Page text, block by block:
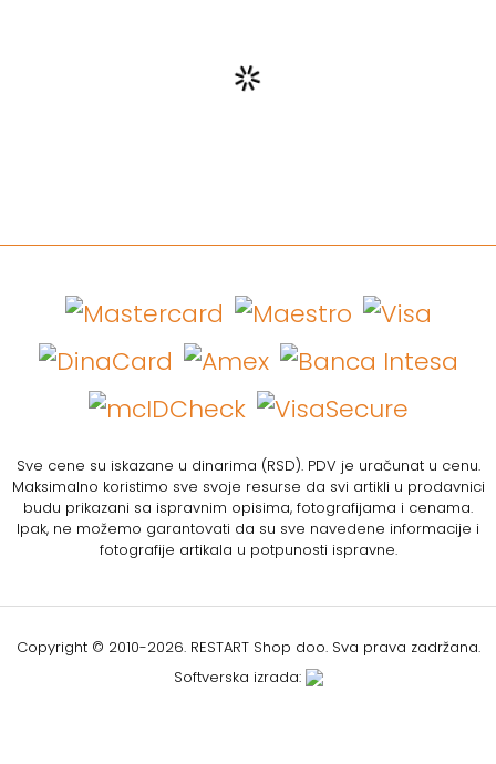
Sve cene su iskazane u dinarima (RSD). PDV je uračunat u cenu.
Maksimalno koristimo sve svoje resurse da svi artikli u prodavnici
budu prikazani sa ispravnim opisima, fotografijama i cenama.
Ipak, ne možemo garantovati da su sve navedene informacije i
fotografije artikala u potpunosti ispravne.
Copyright © 2010-2026. RESTART Shop doo. Sva prava zadržana.
Softverska izrada: